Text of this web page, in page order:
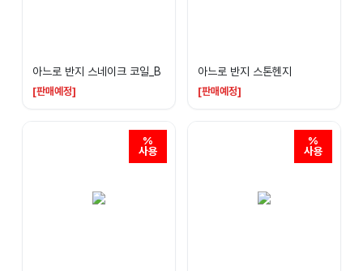
아느로 반지 스네이크 코일_B
[판매예정]
아느로 반지 스톤헨지
[판매예정]